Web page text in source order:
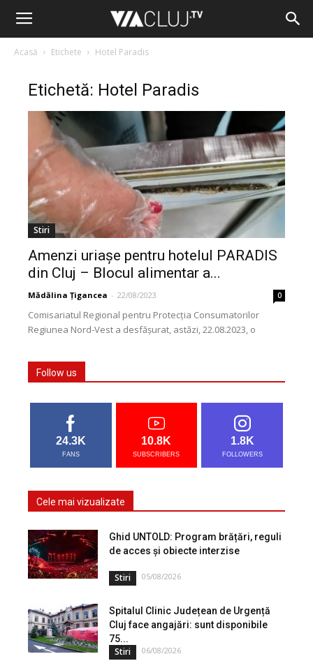
Acasă Etichete Hotel Paradis
Etichetă: Hotel Paradis
Stiri
Amenzi uriașe pentru hotelul PARADIS
din Cluj – Blocul alimentar a...
Mădălina Țigancea - 22/08/2023 0
Comisariatul Regional pentru Protecția Consumatorilor
Regiunea Nord-Vest a desfășurat, astăzi, 22.08.2023, o
Prodcom SRL (Hotel Paradis...
Follow us
24.3K
FANS
10.8K
SUBSCRIBERS
1.8K
FOLLOWERS
Cele mai vizualizate
Ghid UNTOLD: Program brățări, reguli
de acces și obiecte interzise
Stiri 05/08/2026
Spitalul Clinic Județean de Urgență
Cluj face angajări: sunt disponibile
75...
Stiri 06/08/2026